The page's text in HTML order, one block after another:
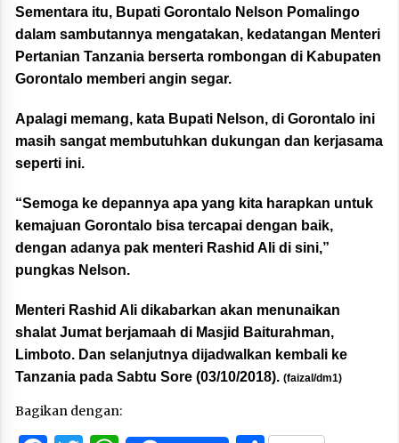
Sementara itu, Bupati Gorontalo Nelson Pomalingo
dalam sambutannya mengatakan, kedatangan Menteri
Pertanian Tanzania berserta rombongan di Kabupaten
Gorontalo memberi angin segar.
Apalagi memang, kata Bupati Nelson, di Gorontalo ini
masih sangat membutuhkan dukungan dan kerjasama
seperti ini.
“Semoga ke depannya apa yang kita harapkan untuk
kemajuan Gorontalo bisa tercapai dengan baik,
dengan adanya pak menteri Rashid Ali di sini,”
pungkas Nelson.
Menteri Rashid Ali dikabarkan akan menunaikan
shalat Jumat berjamaah di Masjid Baiturahman,
Limboto. Dan selanjutnya dijadwalkan kembali ke
Tanzania pada Sabtu Sore (03/10/2018). (faizal/dm1)
Bagikan dengan: